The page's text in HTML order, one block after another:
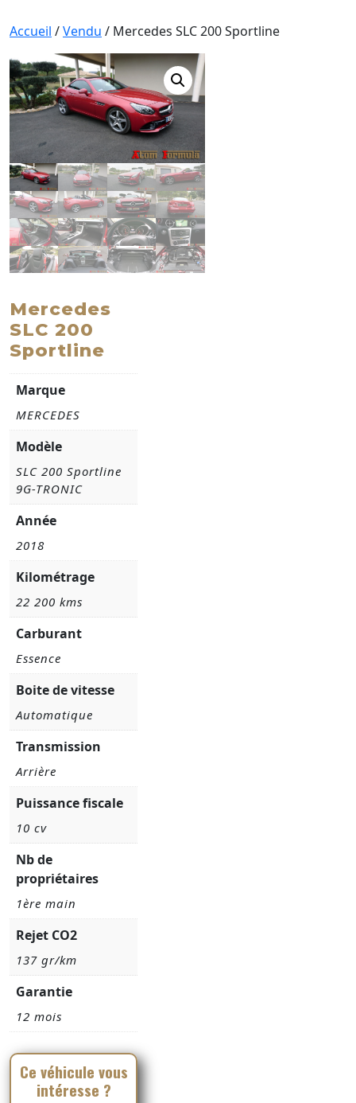
Accueil /Vendu / Mercedes SLC 200 Sportline
Mercedes
SLC 200
Sportline
Marque
MERCEDES
Modèle
SLC 200 Sportline
9G-TRONIC
Année
2018
Kilométrage
22 200 kms
Carburant
Essence
Boite de vitesse
Automatique
Transmission
Arrière
Puissance fiscale
10 cv
Nb de
propriétaires
1ère main
Rejet CO2
137 gr/km
Garantie
12 mois
Ce véhicule vous
intéresse ?